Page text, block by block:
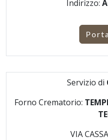
Indirizzo:
Servizio di
Forno Crematorio:
VIA